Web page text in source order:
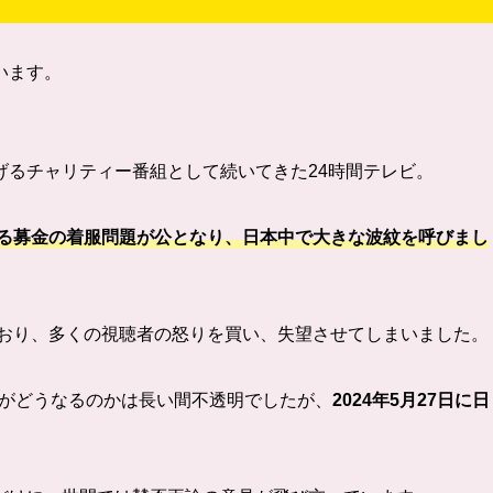
す。
チャリティー番組として続いてきた24時間テレビ。
募金の着服問題が公となり、日本中で大きな波紋を呼びまし
、多くの視聴者の怒りを買い、失望させてしまいました。
うなるのかは長い間不透明でしたが、 2024年5月27日に日